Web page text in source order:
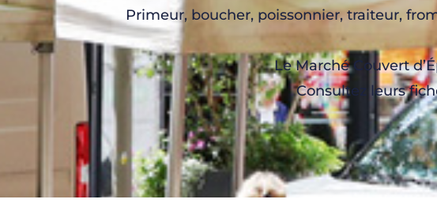
Primeur, boucher, poissonnier, traiteur,
Le Marché Couvert
Consultez leurs